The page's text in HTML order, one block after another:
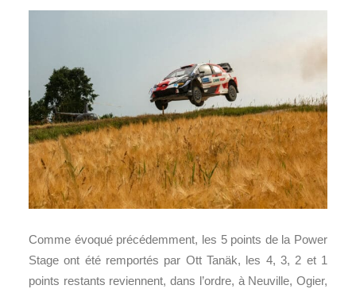
Comme évoqué précédemment, les 5 points de la Power
Stage ont été remportés par Ott Tanäk, les 4, 3, 2 et 1
points restants reviennent, dans l’ordre, à Neuville, Ogier,